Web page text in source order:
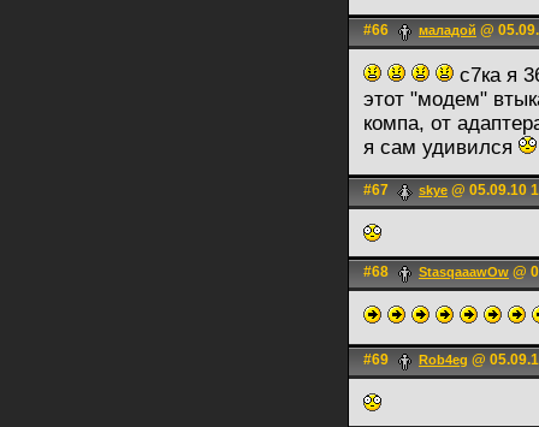
#66 маладой @
с7ка я
этот "модем"
компа, от
я сам удивился
#67 skye @ 05.09.10
#68 StasqaaawOw @
#69 Rob4eg @